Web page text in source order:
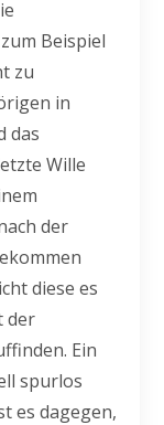
Beispiel
zu
in
das
Wille
der
diese es
der
Ein
spurlos
es dagegen,